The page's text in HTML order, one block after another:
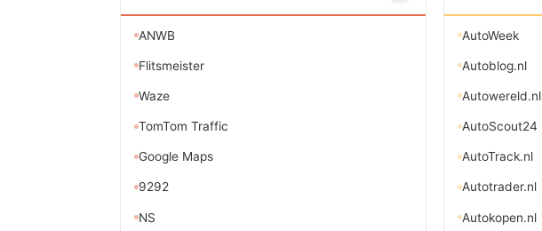
ANWB
Flitsmeister
Waze
TomTom Traffic
Google Maps
9292
NS
AutoWeek
Autoblog.nl
Autowereld.nl
AutoScout24
AutoTrack.nl
Autotrader.nl
Autokopen.nl